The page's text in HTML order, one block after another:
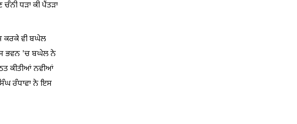
ਧੜਾ ਕੀ ਪੈਂਤੜਾ
ਕਰਕੇ ਵੀ ਬਘੇਲ
ਭਵਨ 'ਚ ਬਘੇਲ ਨੇ
ਕੀਤੀਆਂ ਨਵੀਆਂ
ਰੰਧਾਵਾ ਨੇ ਇਸ